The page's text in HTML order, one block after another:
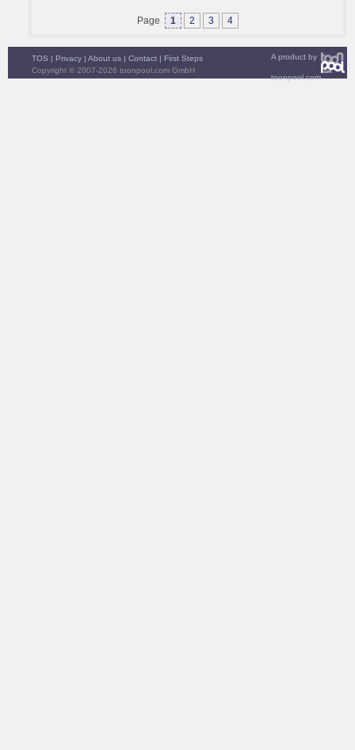
Page 1 2 3 4
A product by
toonpool.com
TOS | Privacy | About us | Contact | First Steps
Copyright © 2007-2026 toonpool.com GmbH